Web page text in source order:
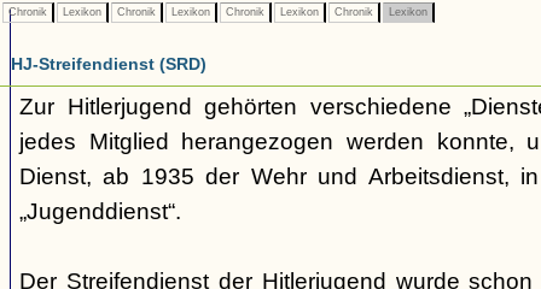
Chronik Lexikon Chronik Lexikon Chronik Lexikon Chronik Lexikon
HJ-Streifendienst (SRD)
Zur Hitlerjugend gehörten verschiedene
jedes Mitglied herangezogen werden konnte,
Dienst, ab 1935 der Wehr und Arbeitsdienst,
„Jugenddienst“.
Der Streifendienst der Hitlerjugend wurde